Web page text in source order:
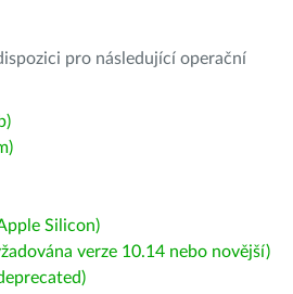
pro následující operační
Silicon)
verze 10.14 nebo novější)